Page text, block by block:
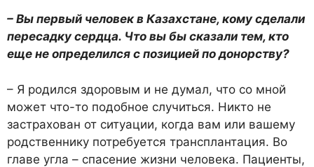
– Вы первый человек в Казахстане, кому сделали
пересадку сердца. Что вы бы сказали тем, кто
еще не определился с позицией по донорству?
– Я родился здоровым и не думал, что со мной
может что-то подобное случиться. Никто не
застрахован от ситуации, когда вам или вашему
родственнику потребуется трансплантация. Во
главе угла – спасение жизни человека. Пациенты,